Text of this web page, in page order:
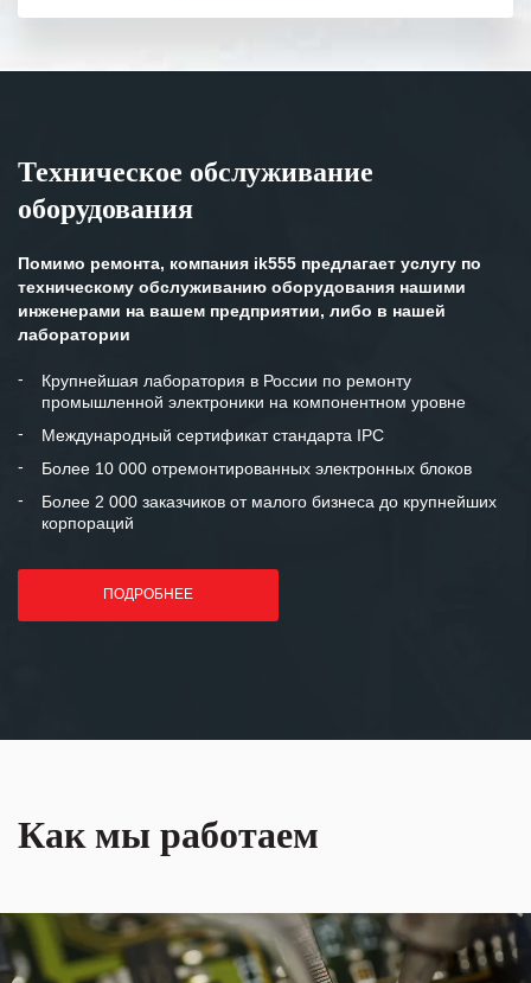
Особенно хочется отметить высокую
клиентоориентированность
готовность помочь в самых сложных
Мы высоко ценим сложившиеся
и доверительные партнерские
отношения и искренне желаем
«Инженерной компании «555» долгих
лет успеха и процветания.
Техническое обслуживание
оборудования
Помимо ремонта, компания ik555 предлагает услугу по
техническому обслуживанию оборудования нашими
инженерами на вашем предприятии, либо в нашей
лаборатории
Крупнейшая лаборатория в России по ремонту
промышленной электроники на компонентном уровне
Международный сертификат стандарта IPC
Более 10 000 отремонтированных электронных блоков
Более 2 000 заказчиков от малого бизнеса до крупнейших
корпораций
ПОДРОБНЕЕ
Как мы работаем